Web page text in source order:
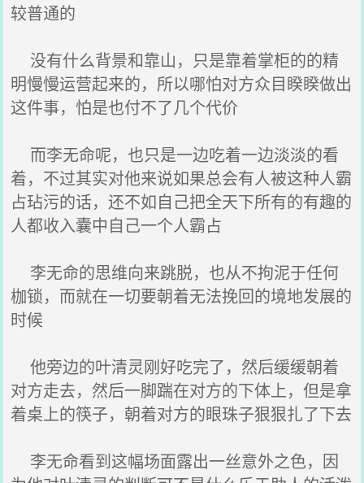
较普通的
没有什么背景和靠山，只是靠着掌柜的的精
明慢慢运营起来的，所以哪怕对方众目睽睽做出
这件事，怕是也付不了几个代价
而李无命呢，也只是一边吃着一边淡淡的看
着，不过其实对他来说如果总会有人被这种人霸
占玷污的话，还不如自己把全天下所有的有趣的
人都收入囊中自己一个人霸占
李无命的思维向来跳脱，也从不拘泥于任何
枷锁，而就在一切要朝着无法挽回的境地发展的
时候
他旁边的叶清灵刚好吃完了，然后缓缓朝着
对方走去，然后一脚踹在对方的下体上，但是拿
着桌上的筷子，朝着对方的眼珠子狠狠扎了下去
李无命看到这幅场面露出一丝意外之色，因